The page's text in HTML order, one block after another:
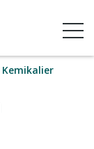
Kemikalier